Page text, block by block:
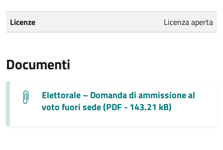
Licenze Licenza aperta
Documenti
Elettorale – Domanda di ammissione al
voto fuori sede (PDF - 143.21 kB)